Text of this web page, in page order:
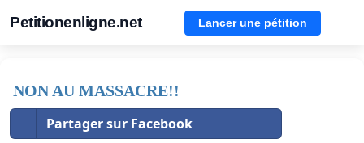
Petitionenligne.net Lancer une pétition
NON AU MASSACRE!!
Partager sur Facebook